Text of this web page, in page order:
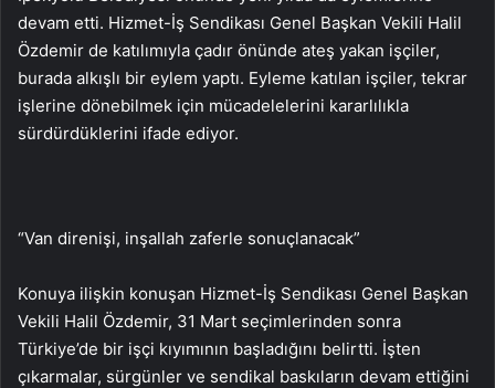
devam etti. Hizmet-İş Sendikası Genel Başkan Vekili Halil
Özdemir de katılımıyla çadır önünde ateş yakan işçiler,
burada alkışlı bir eylem yaptı. Eyleme katılan işçiler, tekrar
işlerine dönebilmek için mücadelelerini kararlılıkla
sürdürdüklerini ifade ediyor.
“Van direnişi, inşallah zaferle sonuçlanacak”
Konuya ilişkin konuşan Hizmet-İş Sendikası Genel Başkan
Vekili Halil Özdemir, 31 Mart seçimlerinden sonra
Türkiye’de bir işçi kıyımının başladığını belirtti. İşten
çıkarmalar, sürgünler ve sendikal baskıların devam ettiğini